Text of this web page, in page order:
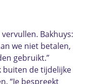
Bakhuys:
we niet betalen,
gebruikt.”
buiten de tijdelijke
“Je bespreekt